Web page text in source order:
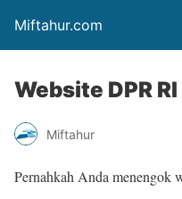
Miftahur.com
Website DPR
Miftahur
Pernahkah Anda menengok